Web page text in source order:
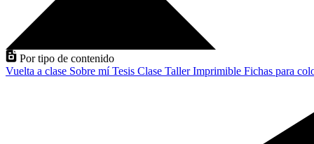
Por tipo de contenido
Vuelta a clase Sobre míTesis Clase TallerImprimible Fichas para